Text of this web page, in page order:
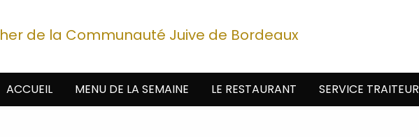
de la Communauté Juive de Bordeaux
ACCUEIL MENU DE LA SEMAINE LE RESTAURANT SERVICE TRAITEUR